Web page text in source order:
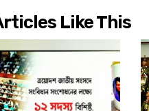
Like This